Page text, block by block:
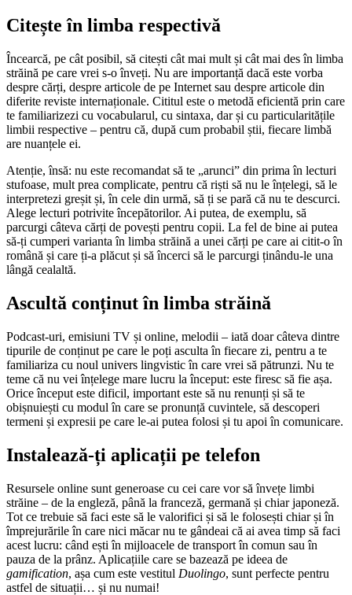
Citește în limba respectivă
Încearcă, pe cât posibil, să citești cât mai mult și cât mai des în limba
străină pe care vrei s-o înveți. Nu are importanță dacă este vorba
despre cărți, despre articole de pe Internet sau despre articole din
diferite reviste internaționale. Cititul este o metodă eficientă prin care
te familiarizezi cu vocabularul, cu sintaxa, dar și cu particularitățile
limbii respective – pentru că, după cum probabil știi, fiecare limbă
are nuanțele ei.
Atenție, însă: nu este recomandat să te „arunci” din prima în lecturi
stufoase, mult prea complicate, pentru că riști să nu le înțelegi, să le
interpretezi greșit și, în cele din urmă, să ți se pară că nu te descurci.
Alege lecturi potrivite începătorilor. Ai putea, de exemplu, să
parcurgi câteva cărți de povești pentru copii. La fel de bine ai putea
să-ți cumperi varianta în limba străină a unei cărți pe care ai citit-o în
română și care ți-a plăcut și să încerci să le parcurgi ținându-le una
lângă cealaltă.
Ascultă conținut în limba străină
Podcast-uri, emisiuni TV și online, melodii – iată doar câteva dintre
tipurile de conținut pe care le poți asculta în fiecare zi, pentru a te
familiariza cu noul univers lingvistic în care vrei să pătrunzi. Nu te
teme că nu vei înțelege mare lucru la început: este firesc să fie așa.
Orice început este dificil, important este să nu renunți și să te
obișnuiești cu modul în care se pronunță cuvintele, să descoperi
termeni și expresii pe care le-ai putea folosi și tu apoi în comunicare.
Instalează-ți aplicații pe telefon
Resursele online sunt generoase cu cei care vor să învețe limbi
străine – de la engleză, până la franceză, germană și chiar japoneză.
Tot ce trebuie să faci este să le valorifici și să le folosești chiar și în
împrejurările în care nici măcar nu te gândeai că ai avea timp să faci
acest lucru: când ești în mijloacele de transport în comun sau în
pauza de la prânz. Aplicațiile care se bazează pe ideea de
gamification, așa cum este vestitul Duolingo, sunt perfecte pentru
astfel de situații… și nu numai!